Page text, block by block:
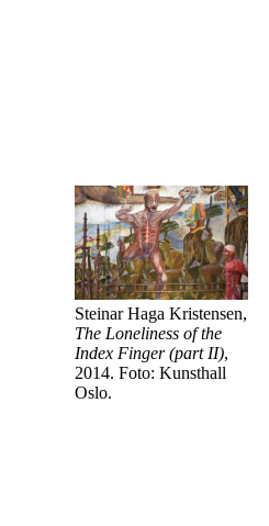
Steinar Haga Kristensen,
The Loneliness of the
Index Finger (part II),
2014. Foto: Kunsthall
Oslo.